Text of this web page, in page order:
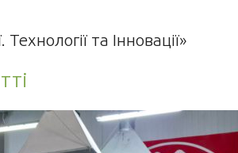
та Інновації»